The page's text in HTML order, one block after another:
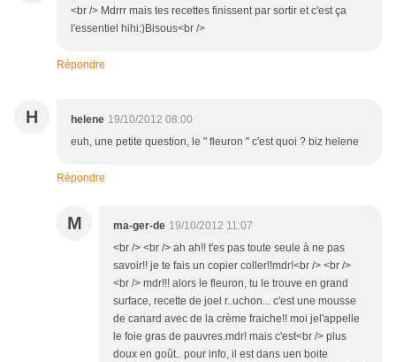
<br /> Mdrrr mais tes recettes finissent par sortir et c'est ça
l'essentiel hihi:)Bisous<br />
Répondre
H helene 19/10/2012 08:00
euh, une petite question, le " fleuron " c'est quoi ? biz helene
Répondre
M ma-ger-de 19/10/2012 11:07
<br /> <br /> ah ah!! t'es pas toute seule à ne pas
savoir!! je te fais un copier coller!!mdr!<br /> <br />
<br /> mdr!!! alors le fleuron, tu le trouve en grand
surface, recette de joel r..uchon... c'est une mousse
de canard avec de la crème fraiche!! moi jel'appelle
le foie gras de pauvres.mdr! mais c'est<br /> plus
doux en goût.. pour info, il est dans uen boite